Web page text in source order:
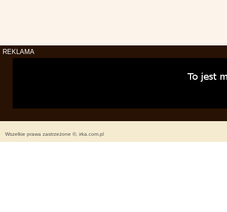
REKLAMA
Wszelkie prawa zastrzeżone ©, irka.com.pl